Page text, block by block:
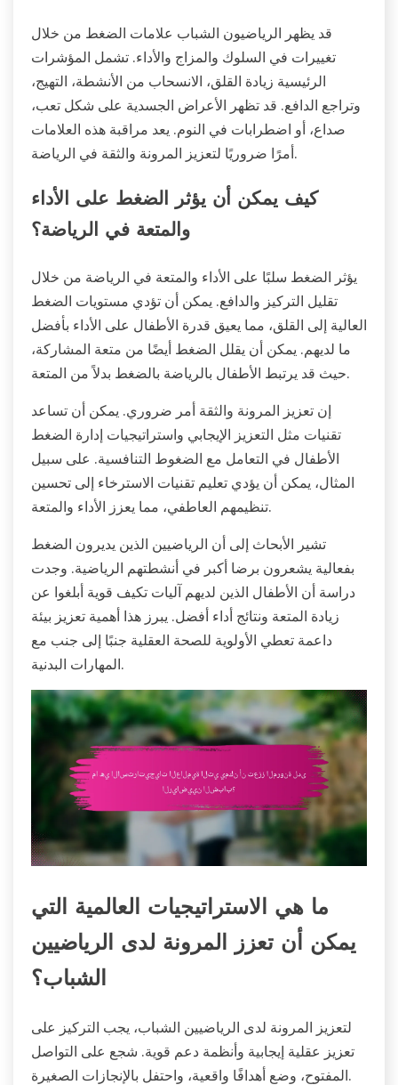
قد يظهر الرياضيون الشباب علامات الضغط من خلال
تغييرات في السلوك والمزاج والأداء. تشمل المؤشرات
الرئيسية زيادة القلق، الانسحاب من الأنشطة، التهيج،
وتراجع الدافع. قد تظهر الأعراض الجسدية على شكل تعب،
صداع، أو اضطرابات في النوم. يعد مراقبة هذه العلامات
أمرًا ضروريًا لتعزيز المرونة والثقة في الرياضة.
كيف يمكن أن يؤثر الضغط على الأداء
والمتعة في الرياضة؟
يؤثر الضغط سلبًا على الأداء والمتعة في الرياضة من خلال
تقليل التركيز والدافع. يمكن أن تؤدي مستويات الضغط
العالية إلى القلق، مما يعيق قدرة الأطفال على الأداء بأفضل
ما لديهم. يمكن أن يقلل الضغط أيضًا من متعة المشاركة،
حيث قد يرتبط الأطفال بالرياضة بالضغط بدلاً من المتعة.
إن تعزيز المرونة والثقة أمر ضروري. يمكن أن تساعد
تقنيات مثل التعزيز الإيجابي واستراتيجيات إدارة الضغط
الأطفال في التعامل مع الضغوط التنافسية. على سبيل
المثال، يمكن أن يؤدي تعليم تقنيات الاسترخاء إلى تحسين
تنظيمهم العاطفي، مما يعزز الأداء والمتعة.
تشير الأبحاث إلى أن الرياضيين الذين يديرون الضغط
بفعالية يشعرون برضا أكبر في أنشطتهم الرياضية. وجدت
دراسة أن الأطفال الذين لديهم آليات تكيف قوية أبلغوا عن
زيادة المتعة ونتائج أداء أفضل. يبرز هذا أهمية تعزيز بيئة
داعمة تعطي الأولوية للصحة العقلية جنبًا إلى جنب مع
المهارات البدنية.
ما هي الاستراتيجيات العالمية التي
يمكن أن تعزز المرونة لدى الرياضيين
الشباب؟
لتعزيز المرونة لدى الرياضيين الشباب، يجب التركيز على
تعزيز عقلية إيجابية وأنظمة دعم قوية. شجع على التواصل
المفتوح، وضع أهدافًا واقعية، واحتفل بالإنجازات الصغيرة.